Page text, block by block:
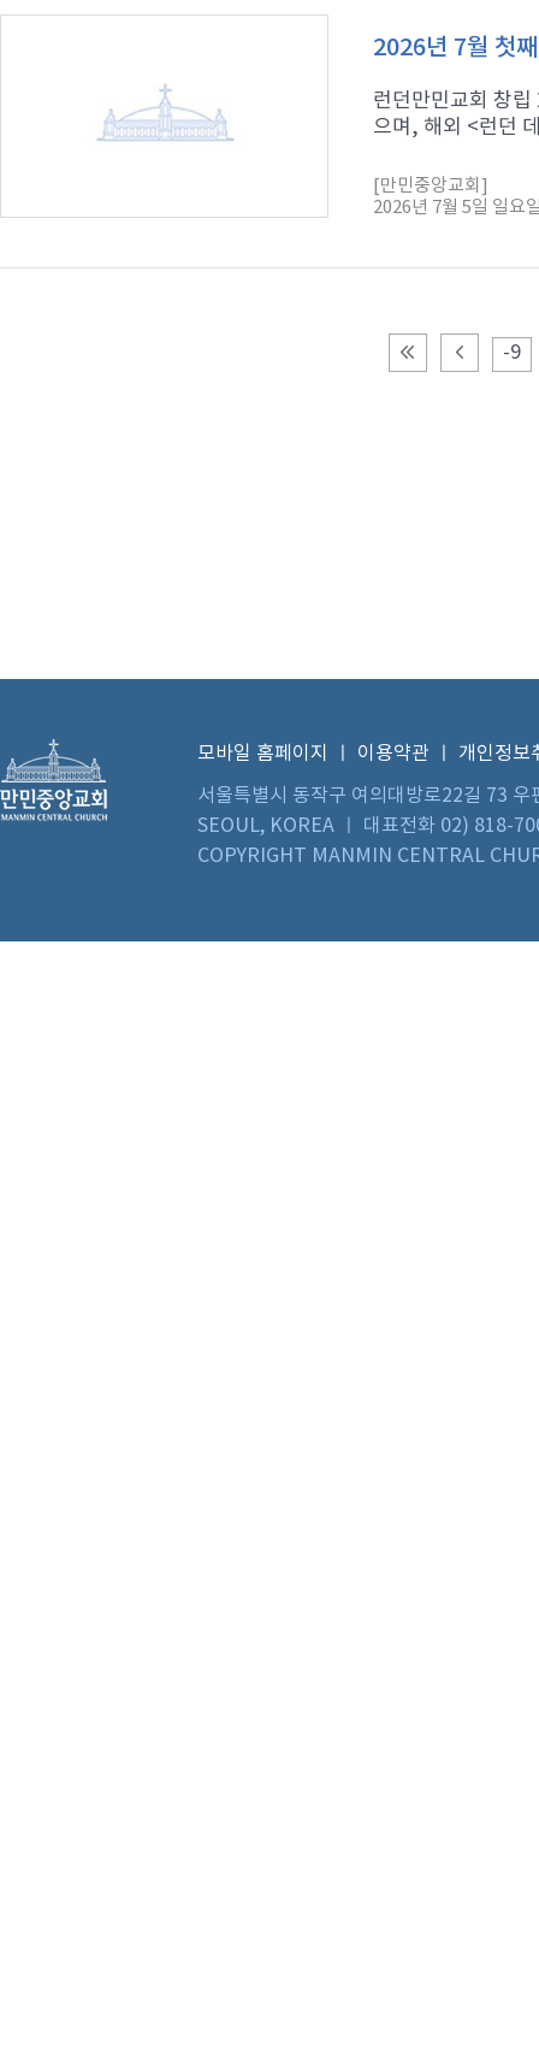
2026년 7월 첫
런던만민교회 창
으며, 해외 <런던
[만민중앙교회]
2026년 7월 5일 일요
-9
모바일 홈페이지 이용약관
개인정보
서울특별시 동작구 여의대방로22길 73
SEOUL, KOREA ㅣ 대표전화 02) 818-
COPYRIGHT MANMIN CENTRAL